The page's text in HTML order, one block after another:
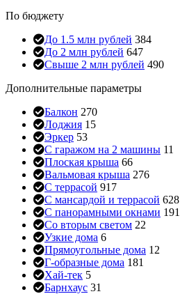
По бюджету
До 1.5 млн рублей 384
До 2 млн рублей 647
Свыше 2 млн рублей 490
Дополнительные параметры
Балкон 270
Лоджия 15
Эркер 53
С гаражом на 2 машины 11
Плоская крыша 66
Вальмовая крыша 276
С террасой 917
С мансардой и террасой 628
С панорамными окнами 191
Со вторым светом 22
Узкие дома 6
Прямоугольные дома 12
Г-образные дома 181
Хай-тек 5
Барнхаус 31